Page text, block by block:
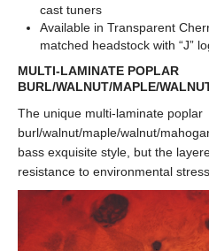
cast tuners
Available in Transparent
matched headstock with “J”
MULTI-LAMINATE POPLAR
BURL/WALNUT/MAPLE/
The unique multi-laminate poplar
burl/walnut/maple/walnut/
bass exquisite style, but the
resistance to environmental